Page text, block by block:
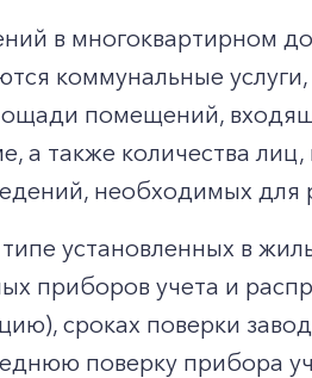
в многоквартирном
коммунальные
помещений,
а также количества
необходимых для
установленных в
приборов учета и
сроках поверки
поверку прибора